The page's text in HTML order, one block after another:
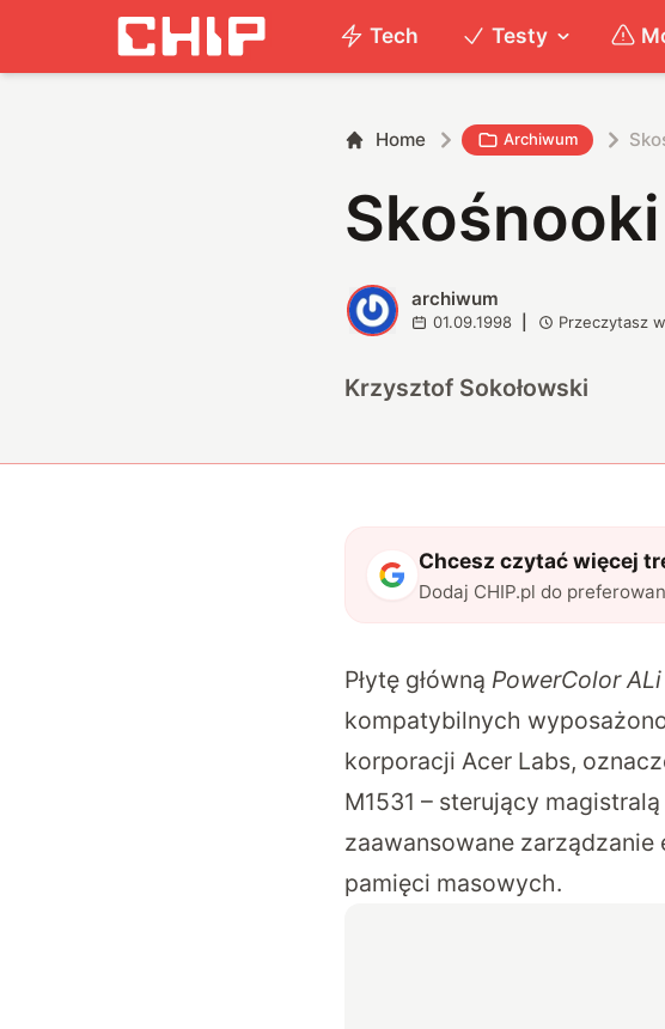
Tech Testy
Home Archiwum
A archiwum
01.09.1998 Przeczytasz
Krzysztof Sokołowski
Chcesz czytać więcej
Dodaj CHIP.pl do
Płytę główną PowerColor
kompatybilnych
korporacji Acer Labs,
M1531 – sterujący
zaawansowane
pamięci masowych.